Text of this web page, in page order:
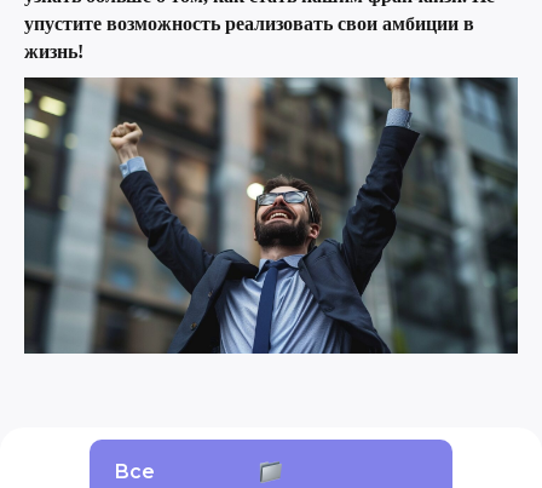
упустите возможность реализовать свои амбиции в
жизнь!
Все